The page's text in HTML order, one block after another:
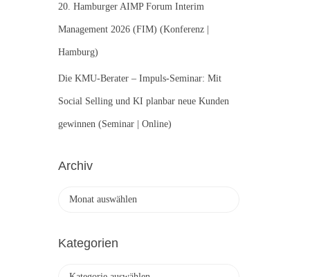
20. Hamburger AIMP Forum Interim
Management 2026 (FIM) (Konferenz |
Hamburg)
Die KMU-Berater – Impuls-Seminar: Mit
Social Selling und KI planbar neue Kunden
gewinnen (Seminar | Online)
Archiv
h
Kategorien